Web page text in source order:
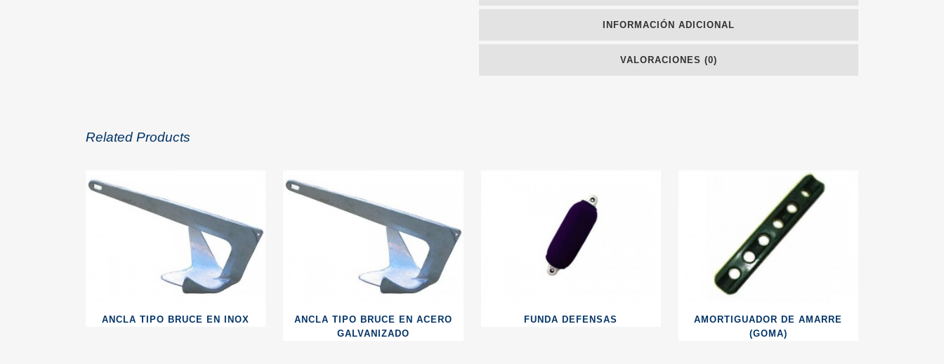
INFORMACIÓN ADICIONAL
VALORACIONES (0)
Related Products
ANCLA TIPO BRUCE EN INOX
ANCLA TIPO BRUCE EN ACERO
GALVANIZADO
FUNDA DEFENSAS
AMORTIGUADOR DE AMARRE
(GOMA)